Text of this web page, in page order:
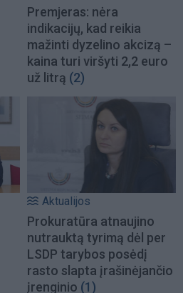
Premjeras: nėra
indikacijų, kad reikia
mažinti dyzelino akcizą –
kaina turi viršyti 2,2 euro
už litrą (2)
Aktualijos
Prokuratūra atnaujino
nutrauktą tyrimą dėl per
LSDP tarybos posėdį
rasto slapta įrašinėjančio
įrenginio (1)